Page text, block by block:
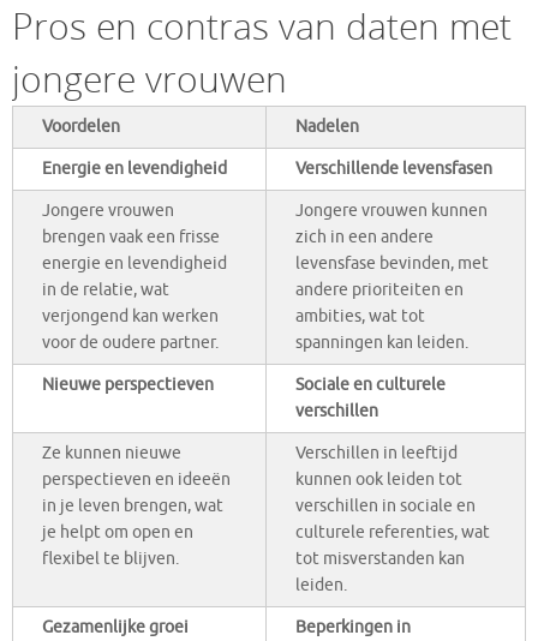
Pros en contras van daten met
jongere vrouwen
Voordelen Nadelen
Energie en levendigheid Verschillende levensfasen
Jongere vrouwen
brengen vaak een frisse
energie en levendigheid
in de relatie, wat
verjongend kan werken
voor de oudere partner.
Jongere vrouwen kunnen
zich in een andere
levensfase bevinden, met
andere prioriteiten en
ambities, wat tot
spanningen kan leiden.
Nieuwe perspectieven
Sociale en culturele
verschillen
Ze kunnen nieuwe
perspectieven en ideeën
in je leven brengen, wat
je helpt om open en
flexibel te blijven.
Verschillen in leeftijd
kunnen ook leiden tot
verschillen in sociale en
culturele referenties, wat
tot misverstanden kan
leiden.
Gezamenlijke groei Beperkingen in